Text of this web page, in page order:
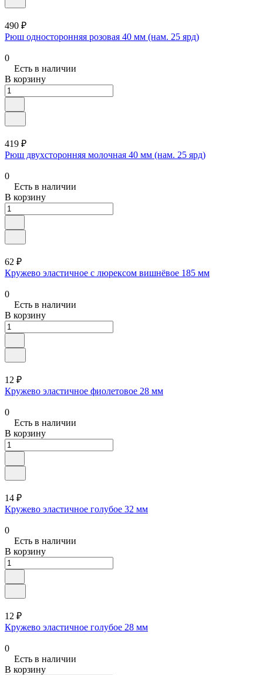
490 ₽
Рюш односторонняя розовая 40 мм (нам. 25 ярд)
0
Есть в наличии
В корзину
419 ₽
Рюш двухсторонняя молочная 40 мм (нам. 25 ярд)
0
Есть в наличии
В корзину
62 ₽
Кружево эластичное с люрексом вишнёвое 185 мм
0
Есть в наличии
В корзину
12 ₽
Кружево эластичное фиолетовое 28 мм
0
Есть в наличии
В корзину
14 ₽
Кружево эластичное голубое 32 мм
0
Есть в наличии
В корзину
12 ₽
Кружево эластичное голубое 28 мм
0
Есть в наличии
В корзину